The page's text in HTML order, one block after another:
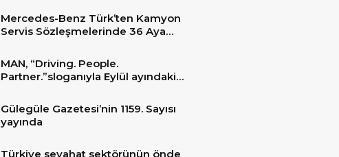
bekleniyor.
Mercedes-Benz Türk’ten Kamyon
Servis Sözleşmelerinde 36 Aya
MAN, “Driving. People.
Partner.”sloganıyla Eylül ayındaki
Gülegüle Gazetesi’nin 1159. Sayısı
yayında
Türkiye seyahat sektörünün önde